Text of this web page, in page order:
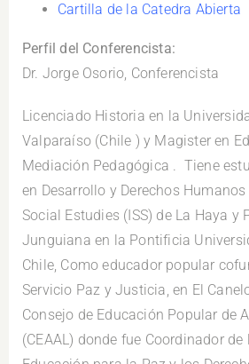
Cartilla de la Catedra Abierta
Perfil del Conferencista:
Dr. Jorge Osorio, Conferencista
Licenciado Historia en la
Valparaíso (Chile ) y Magister en
Mediación Pedagógica . Tiene
en Desarrollo y Derechos
Social Estudies (ISS) de La Haya y
Junguiana en la Pontificia
Chile, Como educador popular
Servicio Paz y Justicia, en El
Consejo de Educación Popular de
(CEAAL) donde fue Coordinador de